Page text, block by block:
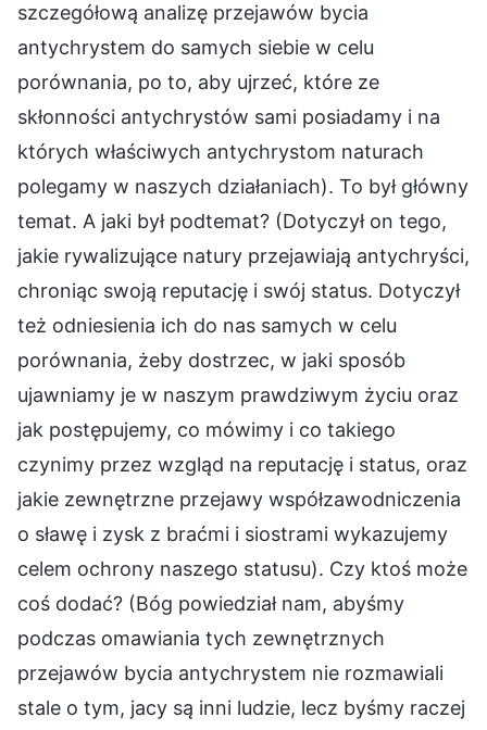
szczegółową analizę przejawów bycia
antychrystem do samych siebie w celu
porównania, po to, aby ujrzeć, które ze
skłonności antychrystów sami posiadamy i na
których właściwych antychrystom naturach
polegamy w naszych działaniach). To był główny
temat. A jaki był podtemat? (Dotyczył on tego,
jakie rywalizujące natury przejawiają antychryści,
chroniąc swoją reputację i swój status. Dotyczył
też odniesienia ich do nas samych w celu
porównania, żeby dostrzec, w jaki sposób
ujawniamy je w naszym prawdziwym życiu oraz
jak postępujemy, co mówimy i co takiego
czynimy przez wzgląd na reputację i status, oraz
jakie zewnętrzne przejawy współzawodniczenia
o sławę i zysk z braćmi i siostrami wykazujemy
celem ochrony naszego statusu). Czy ktoś może
coś dodać? (Bóg powiedział nam, abyśmy
podczas omawiania tych zewnętrznych
przejawów bycia antychrystem nie rozmawiali
stale o tym, jacy są inni ludzie, lecz byśmy raczej